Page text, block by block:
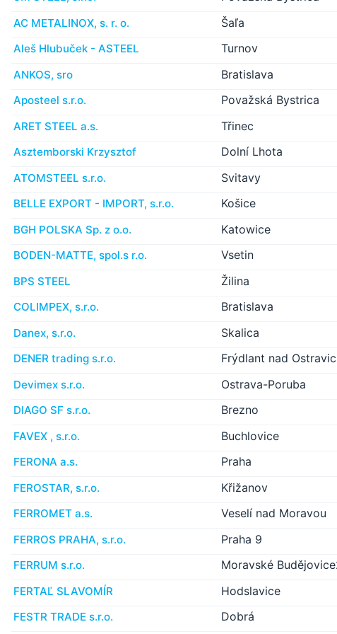
AC METALINOX, s. r. o. Šaľa
Aleš Hlubuček - ASTEEL Turnov
ANKOS, sro Bratislava
Aposteel s.r.o. Považská Bystrica
ARET STEEL a.s. Třinec
Asztemborski Krzysztof Dolní Lhota
ATOMSTEEL s.r.o. Svitavy
BELLE EXPORT - IMPORT, s.r.o. Košice
BGH POLSKA Sp. z o.o. Katowice
BODEN-MATTE, spol.s r.o. Vsetin
BPS STEEL Žilina
COLIMPEX, s.r.o. Bratislava
Danex, s.r.o. Skalica
DENER trading s.r.o. Frýdlant nad
Devimex s.r.o. Ostrava-Poruba
DIAGO SF s.r.o. Brezno
FAVEX , s.r.o. Buchlovice
FERONA a.s. Praha
FEROSTAR, s.r.o. Křižanov
FERROMET a.s. Veselí nad Moravou
FERROS PRAHA, s.r.o. Praha 9
FERRUM s.r.o. Moravské
FERTAĽ SLAVOMÍR Hodslavice
FESTR TRADE s.r.o. Dobrá